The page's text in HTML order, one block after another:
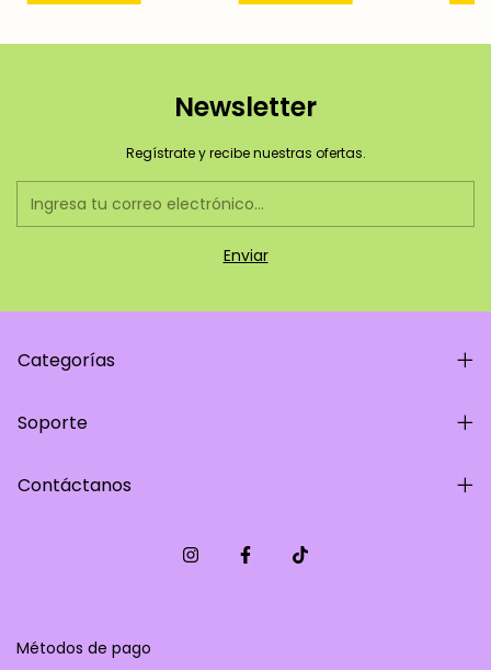
Newsletter
Regístrate y recibe nuestras ofertas.
Categorías
Soporte
Contáctanos
Métodos de pago